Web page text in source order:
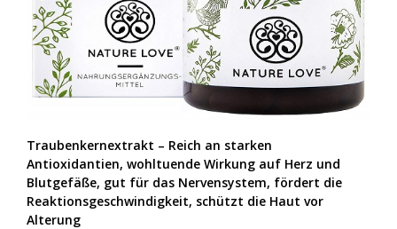
Traubenkernextrakt – Reich an starken
Antioxidantien, wohltuende Wirkung auf Herz und
Blutgefäße, gut für das Nervensystem, fördert die
Reaktionsgeschwindigkeit, schützt die Haut vor
Alterung